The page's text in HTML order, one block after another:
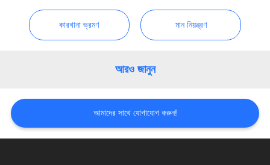
মামলা
করুন
কারখানা ভ্রমণ মান নিয়ন্ত্রণ
আরও জানুন
আমাদের সাথে যোগাযোগ করুন!